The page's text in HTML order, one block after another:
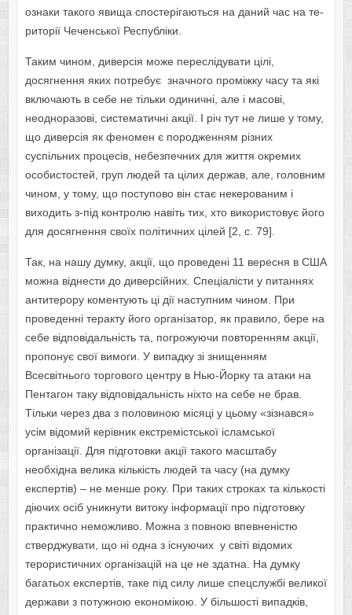
ознаки такого явища спостерігаються на даний час на те­
риторії Чеченської Республіки.
Таким чином, диверсія може переслідувати цілі,
досягнення яких потребує значного проміжку часу та які
включають в себе не тільки одиничні, але і масові,
неодноразові, систематичні акції. І річ тут не лише у тому,
що диверсія як феномен є породженням різних
суспільних процесів, небезпечних для життя окремих
особистостей, груп людей та цілих держав, але, головним
чином, у тому, що поступово він стає некерованим і
виходить з-під контролю навіть тих, хто використовує його
для досягнення своїх політичних цілей [2, с. 79].
Так, на нашу думку, акції, що проведені 11 вересня в США
можна віднести до диверсійних. Спеціалісти у питаннях
антитерору коментують ці дії наступним чином. При
проведенні теракту його організатор, як правило, бере на
себе відповідальність та, погрожуючи повторенням акції,
пропонує свої вимоги. У випадку зі знищенням
Всесвітнього торгового центру в Нью-Йорку та атаки на
Пентагон таку відпо­відальність ніхто на себе не брав.
Тільки через два з половиною місяці у цьому «зізнався»
усім відомий керівник екстремістської ісламської
організації. Для підготовки акції такого масштабу
необхідна велика кіль­кість людей та часу (на думку
експертів) – не менше року. При таких строках та кількості
діючих осіб уникнути витоку інформації про підготовку
практично неможливо. Можна з повною впевненістю
стверджувати, що ні одна з існуючих у світі відомих
терористичних організацій на це не здатна. На думку
багатьох експертів, таке під силу лише спецслужбі великої
держави з по­тужною економікою. У більшості випадків,